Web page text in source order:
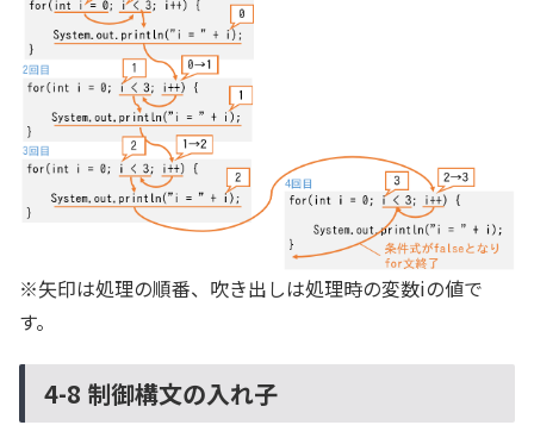
※矢印は処理の順番、吹き出しは処理時の変数iの値で
す。
4-8 制御構文の入れ子